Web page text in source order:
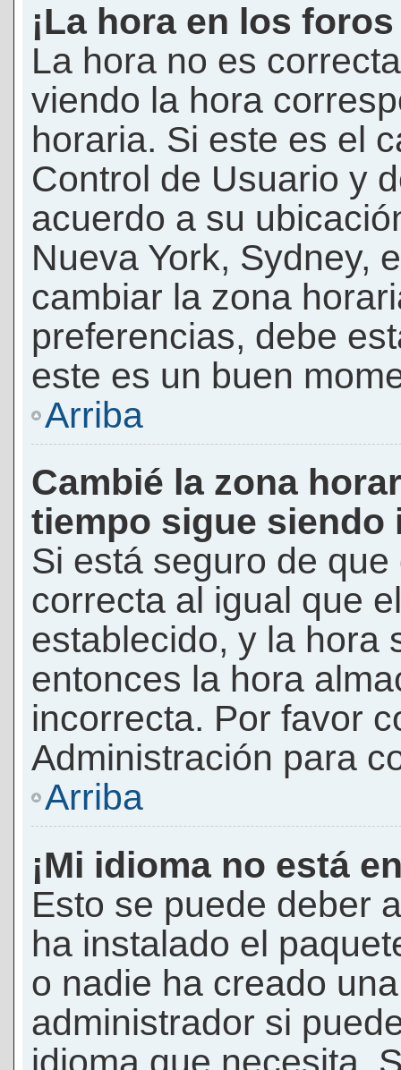
¡La hora en los
La hora no es
viendo la hora
horaria. Si este es el
Control de Usuario y
acuerdo a su
Nueva York, Sydney,
cambiar la zona
preferencias, debe
este es un buen
Arriba
Cambié la zona
tiempo sigue siendo
Si está seguro de
correcta al igual que
establecido, y la hora
entonces la hora
incorrecta. Por favor
Administración para
Arriba
¡Mi idioma no está
Esto se puede deber
ha instalado el
o nadie ha creado
administrador si
idioma que necesita.